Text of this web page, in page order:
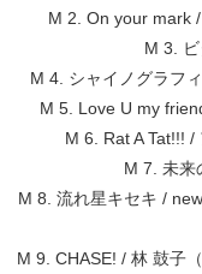
M 2. On your mark
M 3.
M 4. シャイノグラフ
M 5. Love U my
M 6. Rat A Tat!!! /
M 7. 未来
M 8. 流れ星キセキ /
M 9. CHASE! / 林 鼓子